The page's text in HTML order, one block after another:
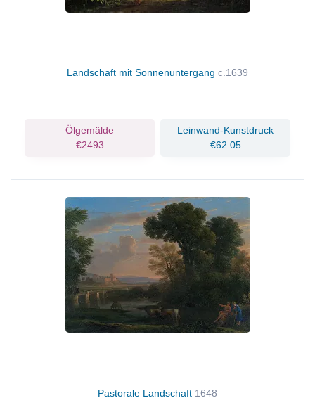
Landschaft mit Sonnenuntergang c.1639
Ölgemälde
€2493
Leinwand-Kunstdruck
€62.05
Pastorale Landschaft 1648